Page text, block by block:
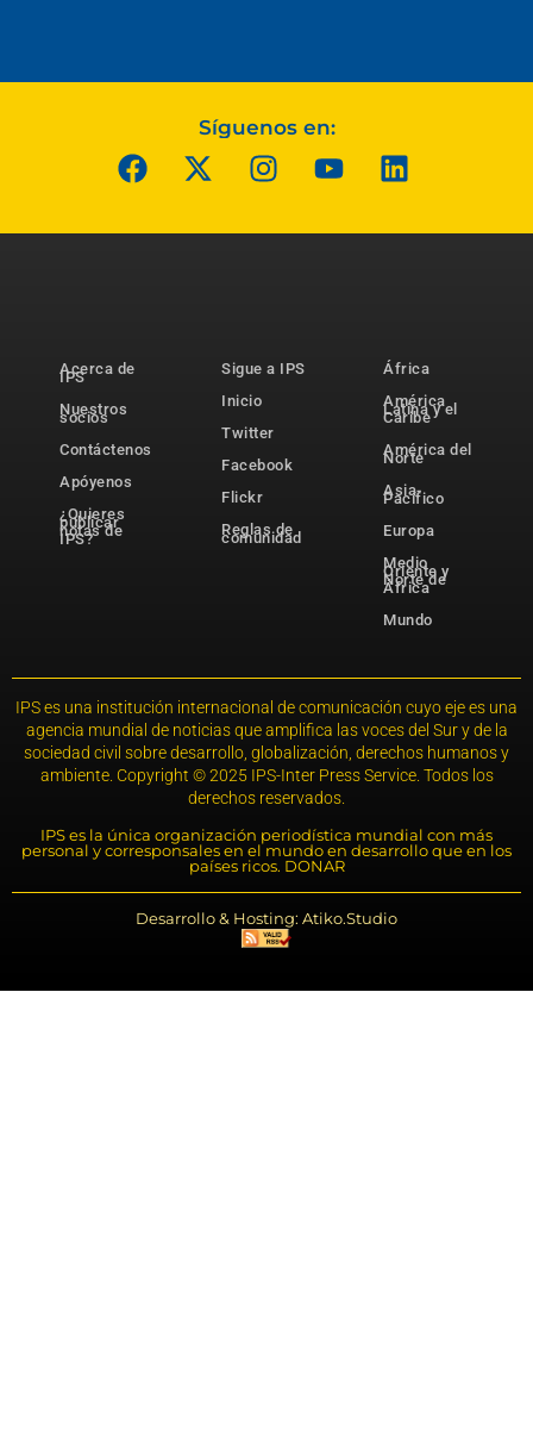
Síguenos en:
Acerca de
IPS
Nuestros
socios
Contáctenos
Apóyenos
¿Quieres
publicar
notas de
IPS?
Sigue a IPS
Inicio
Twitter
Facebook
Flickr
Reglas de
comunidad
África
América
Latina y el
Caribe
América del
Norte
Asia-
Pacífico
Europa
Medio
Oriente y
Norte de
África
Mundo
IPS es una institución internacional de comunicación cuyo eje es una
agencia mundial de noticias que amplifica las voces del Sur y de la
sociedad civil sobre desarrollo, globalización, derechos humanos y
ambiente. Copyright © 2025 IPS-Inter Press Service. Todos los
derechos reservados.
IPS es la única organización periodística mundial con más
personal y corresponsales en el mundo en desarrollo que en los
países ricos. DONAR
Desarrollo & Hosting: Atiko.Studio